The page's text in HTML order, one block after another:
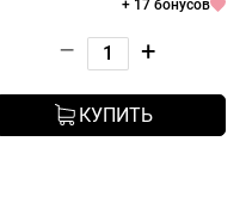
+ 17 бонусов
– +
КУПИТЬ